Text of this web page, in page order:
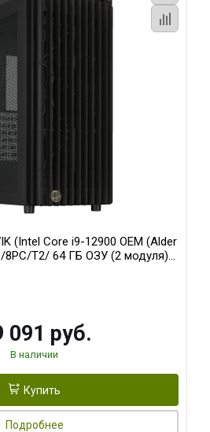
(Intel Core i9-12900 OEM (Alder
8PC/T2/ 64 ГБ ОЗУ (2 модуля)/
3 OC 16GB GDDR7 256bit 3xDP
091 руб.
В наличии
Купить
Подробнее